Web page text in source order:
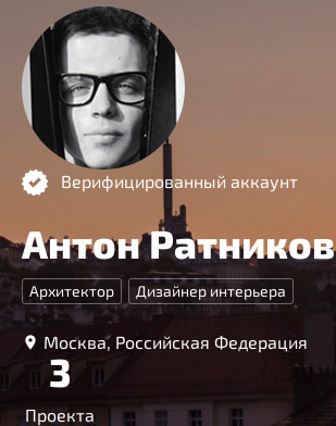
Верифицированный аккаунт
Антон Ратников
Архитектор Дизайнер интерьера
Москва, Российская Федерация
3
Проекта